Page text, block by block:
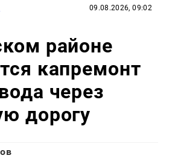
09.08.2026, 09:02
районе
капремонт
через
дорогу